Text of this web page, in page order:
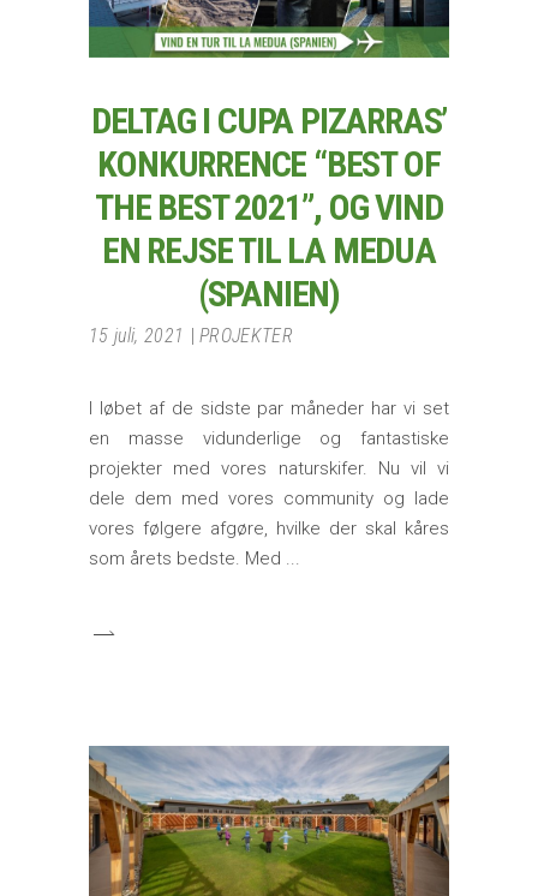
DELTAG I CUPA PIZARRAS’
KONKURRENCE “BEST OF
THE BEST 2021”, OG VIND
EN REJSE TIL LA MEDUA
(SPANIEN)
15 juli, 2021 PROJEKTER
I løbet af de sidste par måneder har vi set
en masse vidunderlige og fantastiske
projekter med vores naturskifer. Nu vil vi
dele dem med vores community og lade
vores følgere afgøre, hvilke der skal kåres
som årets bedste. Med